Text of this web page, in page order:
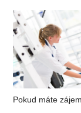
Pokud máte